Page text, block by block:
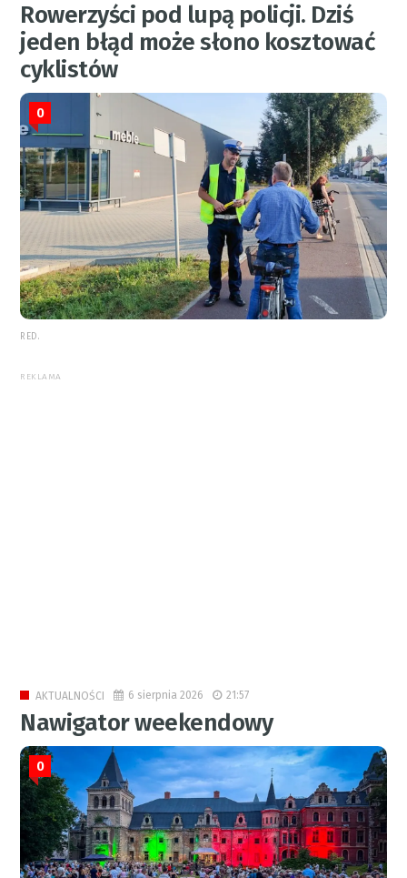
Rowerzyści pod lupą policji. Dziś
jeden błąd może słono kosztować
cyklistów
0
RED.
REKLAMA
AKTUALNOŚCI 6 sierpnia 2026 21:57
Nawigator weekendowy
0